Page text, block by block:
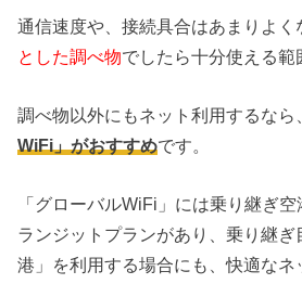
通信速度や、接続具合はあまりよく
とした調べ物でしたら十分使える範
調べ物以外にもネット利用するなら
WiFi」がおすすめです。
「グローバルWiFi」には乗り継ぎ
ランジットプランがあり、乗り継ぎ
港」を利用する場合にも、快適なネ